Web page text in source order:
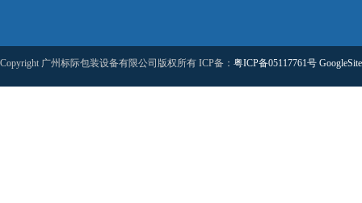
Copyright 广州标际包装设备有限公司版权所有 ICP备： 粤ICP备05117761号